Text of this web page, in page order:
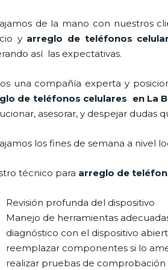
de la mano con nuestros
y arreglo de teléfonos
así las expectativas.
una compañía experta y
de teléfonos celulares en La
asesorar, y despejar dudas
los fines de semana a nivel
técnico para arreglo de
Revisión profunda del dispositivo
Manejo de herramientas
diagnóstico con el dispositivo
reemplazar componentes si lo
realizar pruebas de comprobación